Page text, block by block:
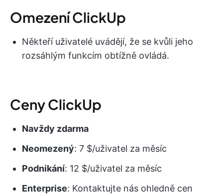
Omezení ClickUp
Někteří uživatelé uvádějí, že se kvůli jeho
rozsáhlým funkcím obtížně ovládá.
Ceny ClickUp
Navždy zdarma
Neomezený: 7 $/uživatel za měsíc
Podnikání: 12 $/uživatel za měsíc
Enterprise: Kontaktujte nás ohledně cen